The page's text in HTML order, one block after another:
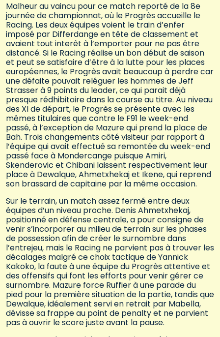
Malheur au vaincu pour ce match reporté de la 8e
journée de championnat, où le Progrès accueille le
Racing. Les deux équipes voient le train d’enfer
imposé par Differdange en tête de classement et
avaient tout interêt à l’emporter pour ne pas être
distancé. Si le Racing réalise un bon début de saison
et peut se satisfaire d’être à la lutte pour les places
européennes, le Progrès avait beaucoup à perdre car
une défaite pouvait reléguer les hommes de Jeff
Strasser à 9 points du leader, ce qui parait déjà
presque rédhibitoire dans la course au titre. Au niveau
des XI de départ, le Progrès se présente avec les
mêmes titulaires que contre le F91 le week-end
passé, à l’exception de Mazure qui prend la place de
Bah. Trois changements côté visiteur par rapport à
l’équipe qui avait effectué sa remontée du week-end
passé face à Mondercange puisque Amiri,
Skenderovic et Chibani laissent respectivement leur
place à Dewalque, Ahmetxhekaj et Ikene, qui reprend
son brassard de capitaine par la même occasion.
Sur le terrain, un match assez fermé entre deux
équipes d’un niveau proche. Denis Ahmetxhekaj,
positionné en défense centrale, a pour consigne de
venir s’incorporer au milieu de terrain sur les phases
de possession afin de créer le surnombre dans
l’entrejeu, mais le Racing ne parvient pas à trouver les
décalages malgré ce choix tactique de Yannick
Kakoko, la faute à une équipe du Progrès attentive et
des offensifs qui font les efforts pour venir gérer ce
surnombre. Mazure force Ruffier à une parade du
pied pour la première situation de la partie, tandis que
Dewalque, idéalement servi en retrait par Mabella,
dévisse sa frappe au point de penalty et ne parvient
pas à ouvrir le score juste avant la pause.